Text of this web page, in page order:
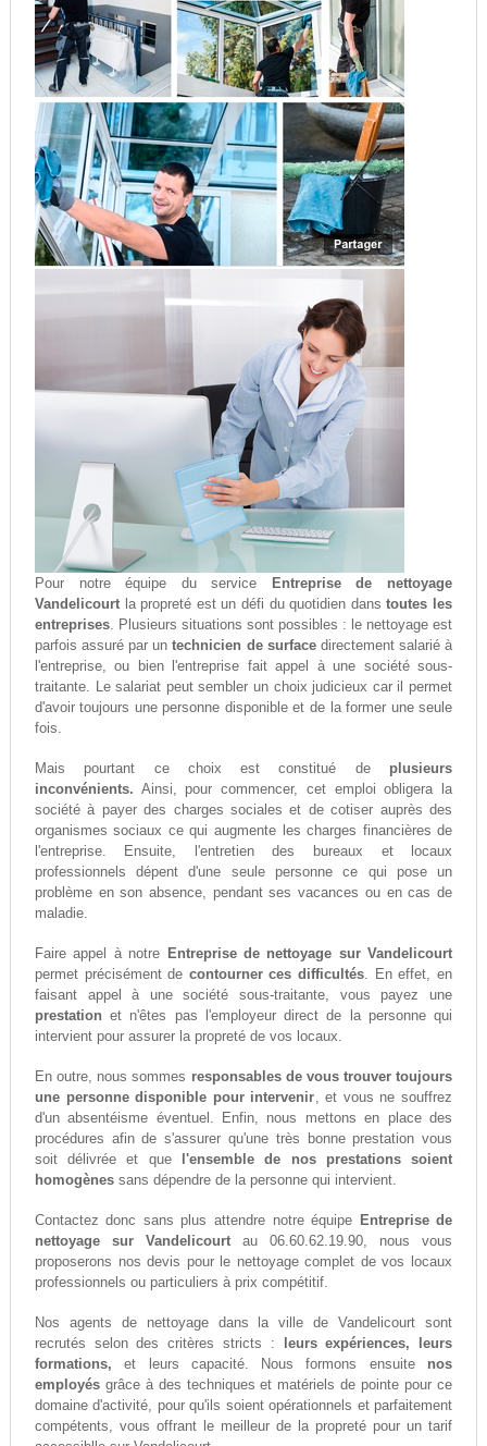
Pour notre équipe du service
Entreprise de nettoyage
Vandelicourtla propreté est un défi du quotidien danstoutes les
entreprises. Plusieurs situations sont possibles : le nettoyage est
parfois assuré par untechnicien de surfacedirectement salarié à
l'entreprise, ou bien l'entreprise fait appel à une société sous-
traitante. Le salariat peut sembler un choix judicieux car il permet
d'avoir toujours une personne disponible et de la former une seule
fois.
Mais pourtant ce choix est constitué de plusieurs
inconvénients. Ainsi, pour commencer, cet emploi obligera la
société à payer des charges sociales et de cotiser auprès des
organismes sociaux ce qui augmente les charges financières de
l'entreprise. Ensuite, l'entretien des bureaux et locaux
professionnels dépent d'une seule personne ce qui pose un
problème en son absence, pendant ses vacances ou en cas de
maladie.
Faire appel à notre Entreprise de nettoyage sur Vandelicourt
permet précisément de contourner ces difficultés. En effet, en
faisant appel à une société sous-traitante, vous payez une
prestation et n'êtes pas l'employeur direct de la personne qui
intervient pour assurer la propreté de vos locaux.
En outre, nous sommes responsables de vous trouver toujours
une personne disponible pour intervenir, et vous ne souffrez
d'un absentéisme éventuel. Enfin, nous mettons en place des
procédures afin de s'assurer qu'une très bonne prestation vous
soit délivrée et que
l'ensemble de nos prestations soient
homogènessans dépendre de la personne qui intervient.
Contactez donc sans plus attendre notre équipe Entreprise de
nettoyage sur Vandelicourtau 06.60.62.19.90, nous vous
proposerons nos devis pour le nettoyage complet de vos locaux
professionnels ou particuliers à prix compétitif.
Nos agents de nettoyage dans la ville de Vandelicourt sont
recrutés selon des critères stricts :
leurs expériences, leurs
formations, et leurs capacité. Nous formons ensuite nos
employésgrâce à des techniques et matériels de pointe pour ce
domaine d'activité, pour qu'ils soient opérationnels et parfaitement
compétents, vous offrant le meilleur de la propreté pour un tarif